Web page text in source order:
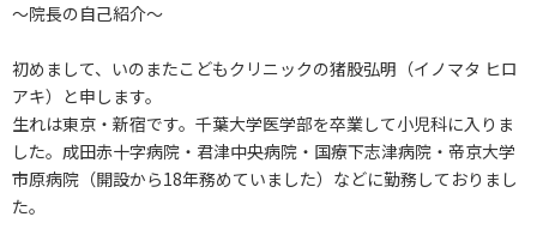
～院長の自己紹介～
初めまして、いのまたこどもクリニックの猪股弘明（イノマタ ヒロ
アキ）と申します。
生れは東京・新宿です。千葉大学医学部を卒業して小児科に入りま
した。成田赤十字病院・君津中央病院・国療下志津病院・帝京大学
市原病院（開設から18年務めていました）などに勤務しておりまし
た。